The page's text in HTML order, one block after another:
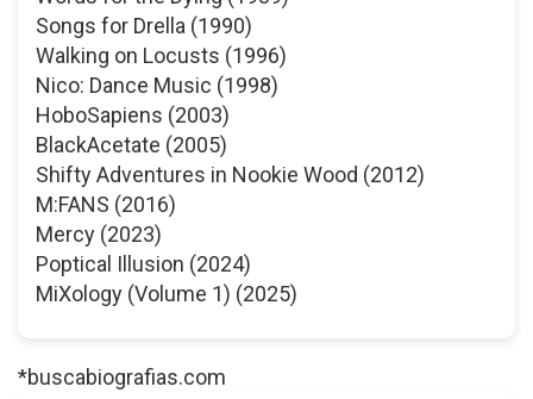
Songs for Drella (1990)
Walking on Locusts (1996)
Nico: Dance Music (1998)
HoboSapiens (2003)
BlackAcetate (2005)
Shifty Adventures in Nookie Wood (2012)
M:FANS (2016)
Mercy (2023)
Poptical Illusion (2024)
MiXology (Volume 1) (2025)
*buscabiografias.com